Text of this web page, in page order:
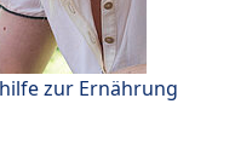
zur Ernährung